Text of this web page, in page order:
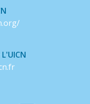
L'UICN